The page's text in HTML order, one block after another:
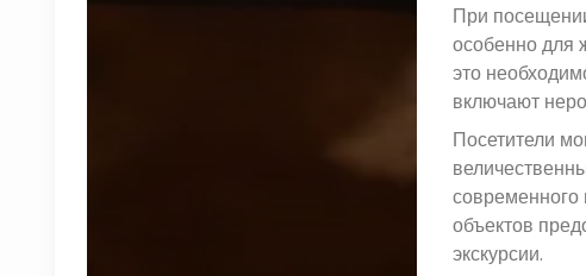
При
особенно для
это
включают
Посетители
современного
объектов
экскурсии.